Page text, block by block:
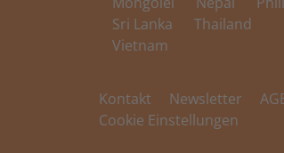
Sri Lanka
Thailand
Vietnam
Kontakt Newsletter
Cookie Einstellungen